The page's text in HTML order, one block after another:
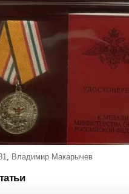
, Владимир Макарычев